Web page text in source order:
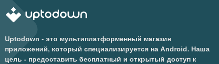
Uptodown - это мультиплатформенный магазин
приложений, который специализируется на Android. Наша
цель - предоставить бесплатный и открытый доступ к